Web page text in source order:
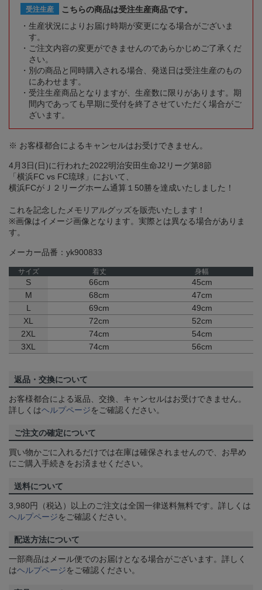
受注生産
こちらの商品は受注生産商品です。
生産状況によりお届け時期が変更になる場合がございま
す。
ご注文内容の変更ができませんのであらかじめご了承くだ
さい。
別の商品と同時購入される場合、発送日は受注生産のもの
にあわせます。
受注生産商品となりますが、生産数に限りがあります。期
間内であっても早期に受付を終了させていただく場合がご
ざいます。
※ お客様都合によるキャンセルはお受けできません。
4月3日(日)に行われた2022明治安田生命J2リーグ第8節
「横浜FC vs FC琉球」において、
横浜FCがＪ２リーグホーム通算１50勝を達成いたしました！
これを記念したメモリアルグッズを販売いたします！
※画像はイメージ画像となります。実際とは異なる場合がありま
す。
メーカー品番：yk900833
サイズ 着丈 身幅
S 66cm
45cm
M
68cm
47cm
L
69cm
49cm
XL
72cm
52cm
2XL
74cm
54cm
3XL
74cm 56cm
返品・交換について
お客様都合による返品、交換、キャンセルはお受けできません。
詳しくはヘルプページをご確認ください。
ご注文の確定について
買い物かごに入れるだけでは在庫は確保されませんので、お早め
にご購入手続きをお済ませください。
送料について
3,980円（税込）以上のご注文は全国一律送料無料です。詳しくは
ヘルプページをご確認ください。
配送方法について
一部商品はメール便でのお届けとなる場合がございます。詳しく
はヘルプページをご確認ください。